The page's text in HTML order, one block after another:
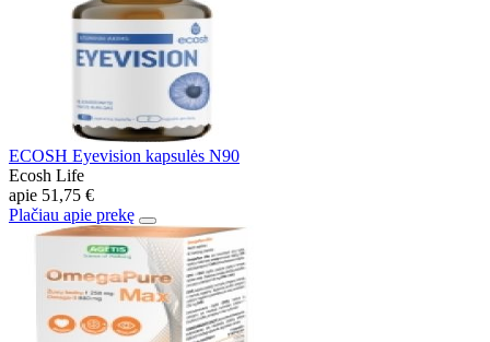
ECOSH Eyevision kapsulės N90
Ecosh Life
apie 51,75 €
Plačiau apie prekę